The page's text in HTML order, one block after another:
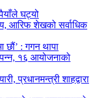
घट्यो
आरिफ शेखको सर्वाधिक
छौं’ : गगन थापा
१६ आयोजनाको
प्रधानमन्त्री शाहद्वारा